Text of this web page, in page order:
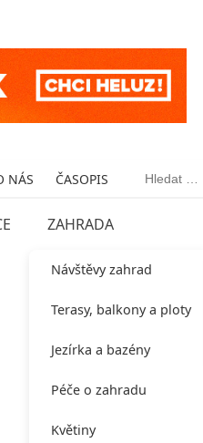
NÁS ČASOPIS Vyhledávání
ZAHRADA
Návštěvy zahrad
Terasy, balkony a ploty
Jezírka a bazény
Péče o zahradu
Květiny